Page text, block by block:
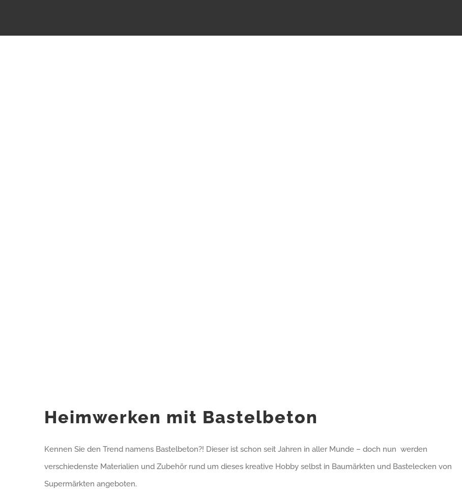
Heimwerken mit Bastelbeton
Kennen Sie den Trend namens Bastelbeton?! Dieser ist schon seit Jahren in aller Munde – doch nun werden
verschiedenste Materialien und Zubehör rund um dieses kreative Hobby selbst in Baumärkten und Bastelecken von
Supermärkten angeboten.